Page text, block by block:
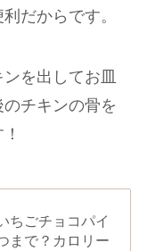
だからです。
を出してお皿
チキンの骨を
ちごチョコパイ
まで？カロリー